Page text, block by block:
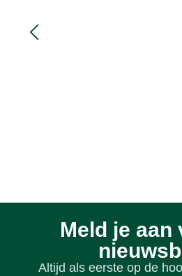
Meld je aan
Altijd als eerste op de